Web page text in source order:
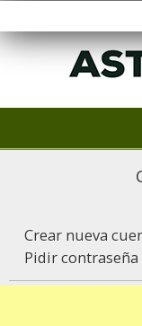
Crear nueva
Pidir contraseña